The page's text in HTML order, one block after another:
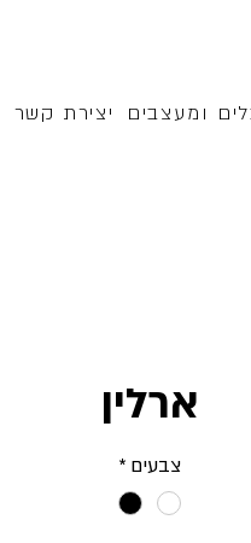
ומעצבים יצירת קשר
ארלין
צבעים *